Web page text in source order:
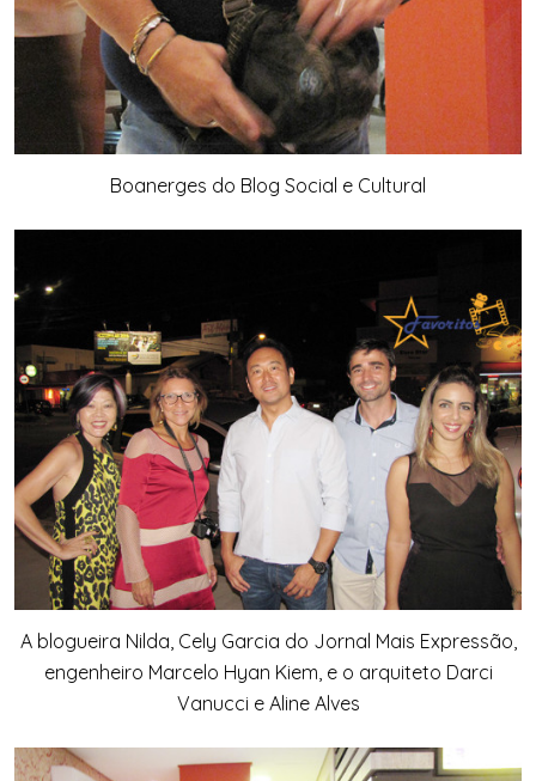
Boanerges do Blog Social e Cultural
A blogueira Nilda, Cely Garcia do Jornal Mais Expressão,
engenheiro Marcelo Hyan Kiem, e o arquiteto Darci
Vanucci e Aline Alves